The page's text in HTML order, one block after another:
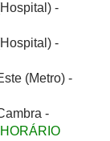
-
-
(Metro) -
-